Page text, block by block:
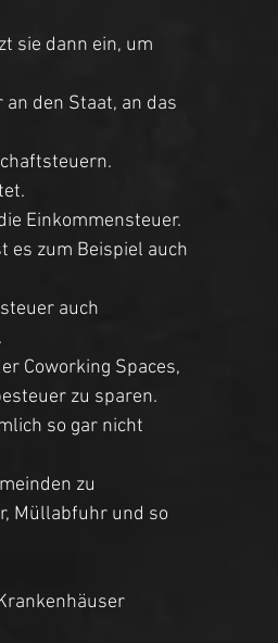
sie dann ein, um
den Staat, an das
Einkommensteuer.
es zum Beispiel auch
auch
Coworking Spaces,
zu sparen.
so gar nicht
zu
Müllabfuhr und so